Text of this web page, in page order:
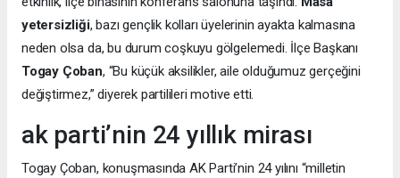
yetersizliği, bazı gençlik kolları üyelerinin ayakta kalmasına
neden olsa da, bu durum coşkuyu gölgelemedi. İlçe Başkanı
Togay Çoban, “Bu küçük aksilikler, aile olduğumuz gerçeğini
değiştirmez,” diyerek partilileri motive etti.
ak parti’nin 24 yıllık mirası
Togay Çoban, konuşmasında AK Parti’nin 24 yılını “milletin